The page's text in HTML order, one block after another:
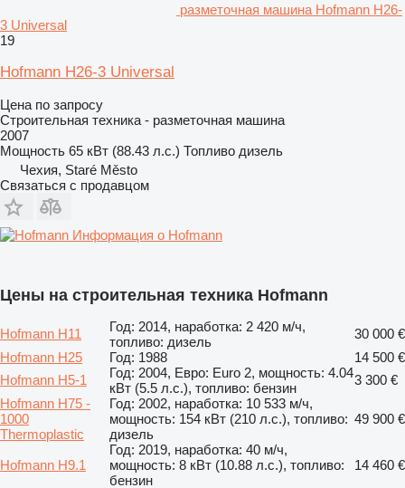
разметочная машина Hofmann H26-
3 Universal
19
Hofmann H26-3 Universal
Цена по запросу
Строительная техника - разметочная машина
2007
Мощность 65 кВт (88.43 л.с.) Топливо дизель
Чехия, Staré Město
Связаться с продавцом
Информация о Hofmann
Цены на строительная техника Hofmann
Hofmann H11
Год: 2014, наработка: 2 420 м/ч,
топливо: дизель
30 000 €
Hofmann H25
Год: 1988
14 500 €
Hofmann H5-1
Год: 2004, Евро: Euro 2, мощность: 4.04
кВт (5.5 л.с.), топливо: бензин
3 300 €
Hofmann H75 -
1000
Thermoplastic
Год: 2002, наработка: 10 533 м/ч,
мощность: 154 кВт (210 л.с.), топливо:
дизель
49 900 €
Hofmann H9.1
Год: 2019, наработка: 40 м/ч,
мощность: 8 кВт (10.88 л.с.), топливо:
бензин
14 460 €